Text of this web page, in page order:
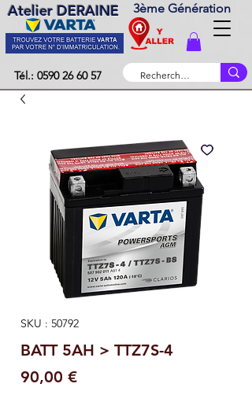
Atelier DERAINE 3ème Génération
Tél.: 0590 26 60 57
SKU : 50792
BATT 5AH > TTZ7S-4
90,00 €Prix